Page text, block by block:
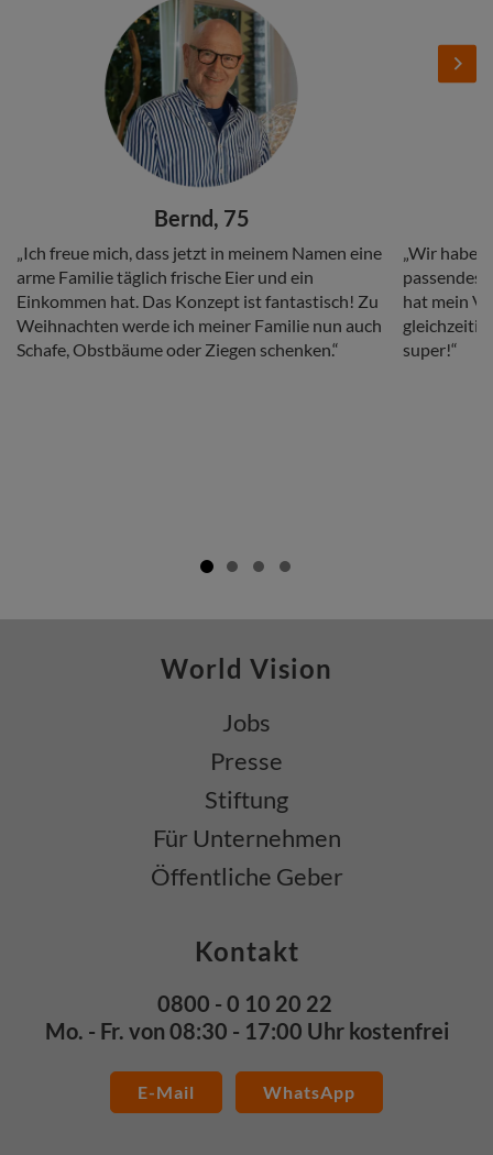
Bernd, 75
Copy
„Ich freue mich, dass jetzt in meinem Namen eine
arme Familie täglich frische Eier und ein
Einkommen hat. Das Konzept ist fantastisch! Zu
Weihnachten werde ich meiner Familie nun auch
Schafe, Obstbäume oder Ziegen schenken.“
Copy
„Wir
passendes
hat mein
gleichzeitig
super!“
Next
World Vision
Jobs
Presse
Stiftung
Für Unternehmen
Öffentliche Geber
Kontakt
0800 - 0 10 20 22
Mo. - Fr. von 08:30 - 17:00 Uhr kostenfrei
E-Mail WhatsApp